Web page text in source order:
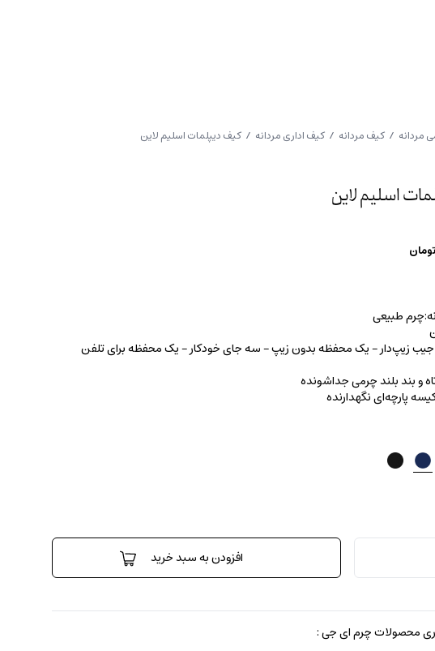
مردانه / کیف مردانه / کیف اداری مردانه / کیف دیپلمات اسلیم لاین
اسلیم لاین
تومان
طبیعی
جیب زیپ‌دار – یک محفظه بدون زیپ – سه جای خودکار – یک محفظه برای تلفن
و بند بلند چرمی جداشونده
پارچه‌ای نگهدارنده
افزودن به سبد خرید
محصولات چرم ای جی :